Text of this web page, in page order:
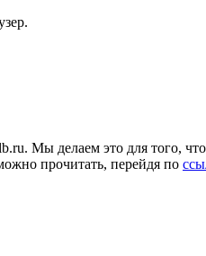
Мы делаем это для того,
прочитать, перейдя по